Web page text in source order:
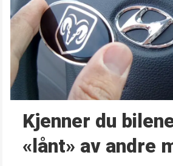
Kjenner du
«lånt» av andre